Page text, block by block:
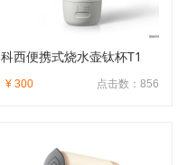
科西便携式烧水壶钛杯T1
点击数：856
¥ 300